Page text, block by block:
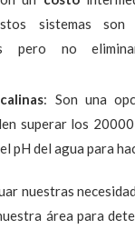
sistemas son
pero no
: Son una
superar los 20000
pH del agua para
nuestras
área para